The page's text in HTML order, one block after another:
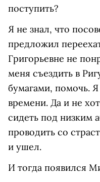
поступить?
Я не знал, что
предложил
Григорьевне не
меня съездить в
бумагами, помочь.
времени. Да и не
сидеть под низким
проводить со
и ушел.
И тогда появился